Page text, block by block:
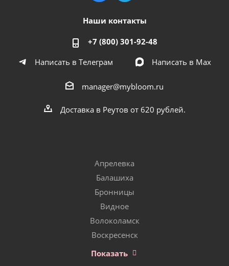
Наши контакты
+7 (800) 301-92-48
Написать в Телеграм
Написать в Мах
manager@mybloom.ru
Доставка в Реутов от 620 рублей.
Апрелевка
Балашиха
Бронницы
Видное
Волоколамск
Воскресенск
Показать